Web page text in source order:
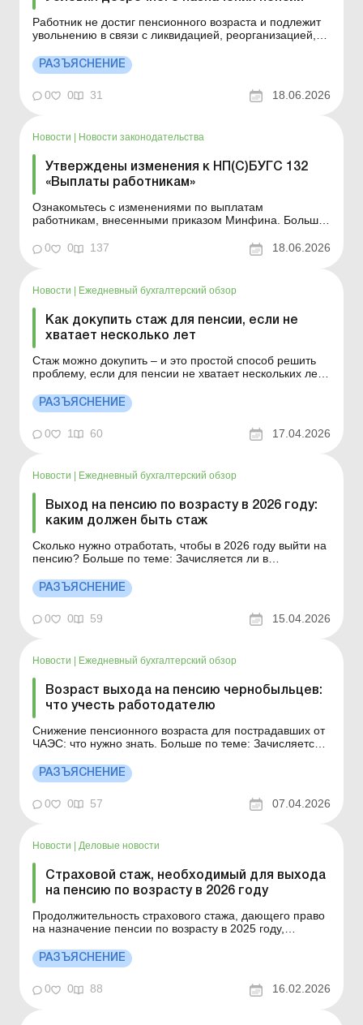
Работник не достиг пенсионного возраста и подлежит
увольнению в связи с ликвидацией, реорганизацией,
право на досрочную пенсию? Больше по теме:
Информирование работника о получении права на
пенсию 30 апреля 2022 года вступил в силу Закон от
15.02.202...
РАЗЪЯСНЕНИЕ
0 0 31 18.06.2026
Новости Новости законодательства
Утверждены изменения к НП(С)БУГС 132
«Выплаты работникам»
Ознакомьтесь с изменениями по выплатам
работникам, внесенными приказом Минфина. Больше
наличность с округлением в большую сторону: как
от 01.06.2026 № 292 утвержде...
0 0 137 18.06.2026
Новости | Ежедневный бухгалтерский обзор
Как докупить стаж для пенсии, если не
хватает несколько лет
Стаж можно докупить – и это простой способ решить
проблему, если для пенсии не хватает нескольких лет.
общеобязательное государственное социальное
страхование за те периоды, когда не работали
официально, и таким образом добавляете их в свой
страховой ...
РАЗЪЯСНЕНИЕ
0 1 60 17.04.2026
Новости | Ежедневный бухгалтерский обзор
Выход на пенсию по возрасту в 2026 году:
каким должен быть стаж
Сколько нужно отработать, чтобы в 2026 году выйти на
пенсию? Больше по теме: Зачисляется ли в
безработице? Страхование жизни, пенсионное и
медицинское страхование: когда действует разница по
налогу на прибыль Согласно законодательству возраст
выхода на пен...
РАЗЪЯСНЕНИЕ
0 0 59 15.04.2026
Новости Ежедневный бухгалтерский обзор
Возраст выхода на пенсию чернобыльцев:
что учесть работодателю
Снижение пенсионного возраста для пострадавших от
ЧАЭС: что нужно знать. Больше по теме: Зачисляется
безработице? Страхование жизни, пенсионное и
медицинское страхование: когда действует разница по
налогу на прибыль Назначение пенсии по возрасту со
сн...
РАЗЪЯСНЕНИЕ
0 0 57 07.04.2026
Новости Деловые новости
Страховой стаж, необходимый для выхода
на пенсию по возрасту в 2026 году
Продолжительность страхового стажа, дающего право
на назначение пенсии по возрасту в 2025 году,
менее 33 лет; по достижении возраста 63 года – не
менее 23 лет; после достижения возраста 65 лет – не
РАЗЪЯСНЕНИЕ
0 0 88 16.02.2026